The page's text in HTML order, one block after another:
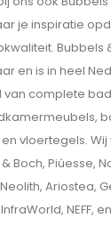
vloertegels. Wij
Boch, Piúesse,
Ariostea,
NEFF,